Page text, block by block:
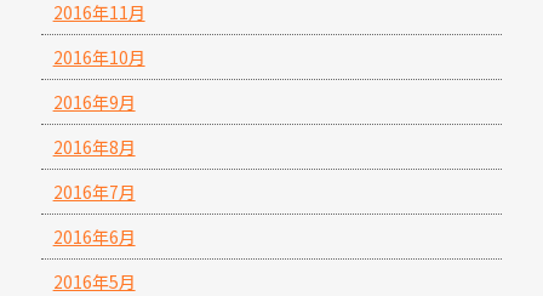
2016年11月
2016年10月
2016年9月
2016年8月
2016年7月
2016年6月
2016年5月